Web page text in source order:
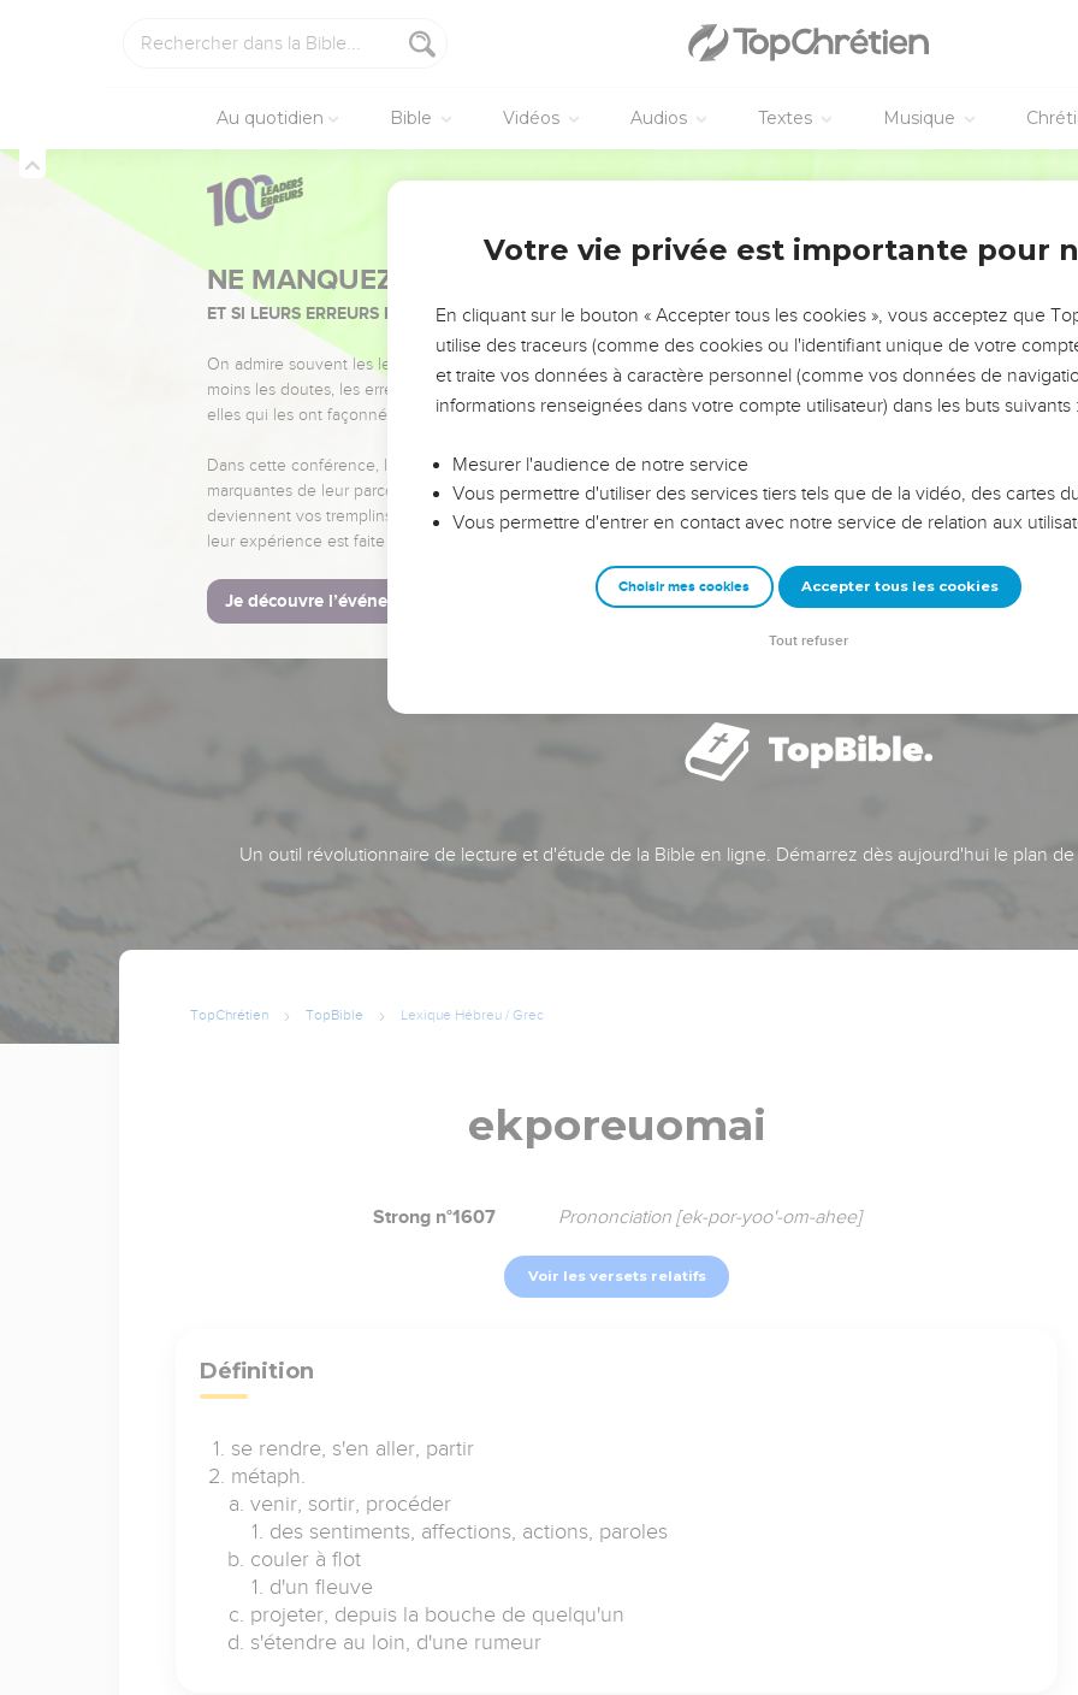
Au quotidien Bible Vidéos Audios Textes Musique
NE MANQUEZ PAS L’ÉVÉNEMENT DE L’ANNÉE !
ET SI LEURS ERREURS POUVAIENT VOUS ÉVITER LES VOTRES ?
On admire souvent les leaders pour leurs réussites, leur impact, leur foi ou leur vision. Mais on voit
moins les doutes, les erreurs et les saisons difficiles qu'ils ont traversés, alors même que ce sont
elles qui les ont façonnés.
Dans cette conférence, leaders, entrepreneurs, et responsables reviennent sur les erreurs
marquantes de leur parcours et les clés pour avancer avec plus de sagesse afin que leurs erreurs
deviennent vos tremplins. Que vous guidiez un ministère, une équipe, un groupe ou une famille,
leur expérience est faite pour vous.
Je découvre l’événement
Un outil révolutionnaire de lecture et d'étude de la Bible en ligne. Démarrez dès aujourd'hui le plan
TopChrétien TopBible Lexique Hébreu / Grec
ekporeuomai
Strong n°1607 Prononciation [ek-por-yoo'-om-ahee]
Voir les versets relatifs
Définition
se rendre, s'en aller, partir
métaph.
venir, sortir, procéder
des sentiments, affections, actions, paroles
couler à flot
d'un fleuve
projeter, depuis la bouche de quelqu'un
s'étendre au loin, d'une rumeur
Votre vie privée est importante pour
En cliquant sur le bouton « Accepter tous les cookies », vous acceptez que
utilise des traceurs (comme des cookies ou l'identifiant unique de votre
et traite vos données à caractère personnel (comme vos données de
informations renseignées dans votre compte utilisateur) dans les buts suivants :
Mesurer l'audience de notre service
Vous permettre d'utiliser des services tiers tels que de la vidéo, des cartes
Vous permettre d'entrer en contact avec notre service de relation aux
Choisir mes cookies Accepter tous les cookies
Tout refuser